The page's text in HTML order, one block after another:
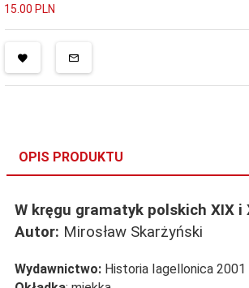
15.00 PLN
OPIS PRODUKTU
W kręgu gramatyk polskich XIX i
Autor: Mirosław Skarżyński
Wydawnictwo: Historia Iagellonica 2001